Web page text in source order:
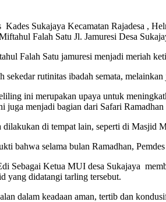
Kades Sukajaya Kecamatan Rajadesa ,
Falah Satu Jl. Jamuresi Desa
Falah Satu jamuresi menjadi meriah
sekedar rutinitas ibadah semata,
ini merupakan upaya untuk
juga menjadi bagian dari Safari
dilakukan di tempat lain, seperti di Masjid
bahwa selama bulan Ramadhan,
Sebagai Ketua MUI desa Sukajaya
yang didatangi tarling tersebut.
dalam keadaan aman, tertib dan